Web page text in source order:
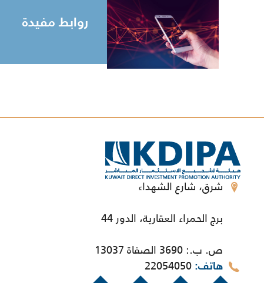
روابط مفيدة
شرق، شارع الشهداء
برج الحمراء العقارية، الدور 44
ص. ب.: 3690 الصفاة 13037
هاتف